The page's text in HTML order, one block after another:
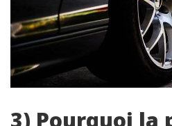
3) Pourquoi la